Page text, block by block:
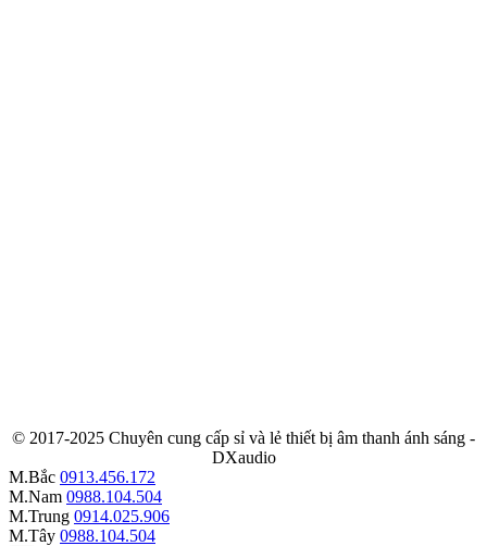
© 2017-2025 Chuyên cung cấp sỉ và lẻ thiết bị âm thanh ánh sáng -
DXaudio
M.Bắc 0913.456.172
M.Nam 0988.104.504
M.Trung 0914.025.906
M.Tây 0988.104.504